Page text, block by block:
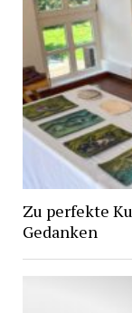
Zu perfekte
Gedanken